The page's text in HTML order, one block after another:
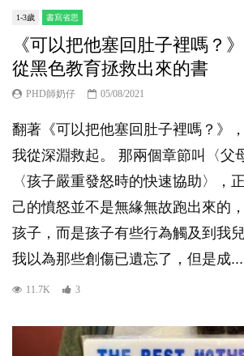
1-3歲 書寫省思
《可以把他塞回肚子裡嗎？
從黑色教育拯救出來的書
PHD師奶仔 05/08/2021
翻著《可以把他塞回肚子裡嗎？》
我從深淵救起。 那兩個章節叫〈父
〈孩子嚴重發怒時的快速協助〉，
己的憤怒並不是無緣無故跑出來的
孩子，而是孩子有些行為觸及到我
我以為那些創傷已遺忘了，但是成...
11.7K 3